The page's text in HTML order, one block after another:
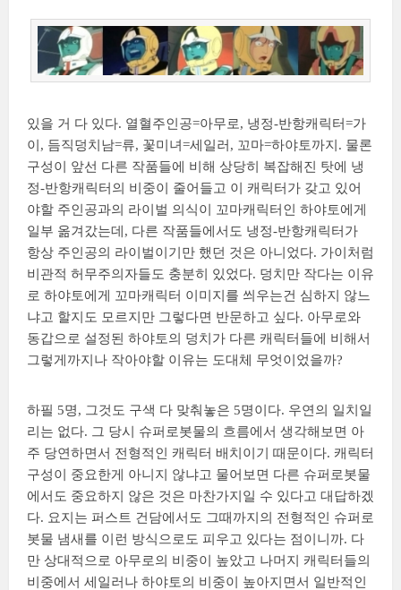
있을 거 다 있다. 열혈주인공=아무로, 냉정-반항캐릭터=가
이, 듬직덩치남=류, 꽃미녀=세일러, 꼬마=하야토까지. 물론
구성이 앞선 다른 작품들에 비해 상당히 복잡해진 탓에 냉
정-반항캐릭터의 비중이 줄어들고 이 캐릭터가 갖고 있어
야할 주인공과의 라이벌 의식이 꼬마캐릭터인 하야토에게
일부 옮겨갔는데, 다른 작품들에서도 냉정-반항캐릭터가
항상 주인공의 라이벌이기만 했던 것은 아니었다. 가이처럼
비관적 허무주의자들도 충분히 있었다. 덩치만 작다는 이유
로 하야토에게 꼬마캐릭터 이미지를 씌우는건 심하지 않느
냐고 할지도 모르지만 그렇다면 반문하고 싶다. 아무로와
동갑으로 설정된 하야토의 덩치가 다른 캐릭터들에 비해서
그렇게까지나 작아야할 이유는 도대체 무엇이었을까?
하필 5명, 그것도 구색 다 맞춰놓은 5명이다. 우연의 일치일
리는 없다. 그 당시 슈퍼로봇물의 흐름에서 생각해보면 아
주 당연하면서 전형적인 캐릭터 배치이기 때문이다. 캐릭터
구성이 중요한게 아니지 않냐고 물어보면 다른 슈퍼로봇물
에서도 중요하지 않은 것은 마찬가지일 수 있다고 대답하겠
다. 요지는 퍼스트 건담에서도 그때까지의 전형적인 슈퍼로
봇물 냄새를 이런 방식으로도 피우고 있다는 점이니까. 다
만 상대적으로 아무로의 비중이 높았고 나머지 캐릭터들의
비중에서 세일러나 하야토의 비중이 높아지면서 일반적인